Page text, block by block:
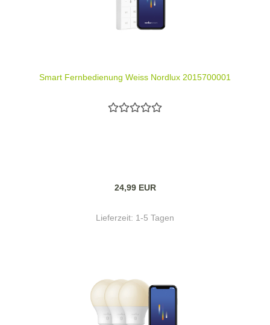
Smart Fernbedienung Weiss Nordlux 2015700001
24,99 EUR
Lieferzeit: 1-5 Tagen